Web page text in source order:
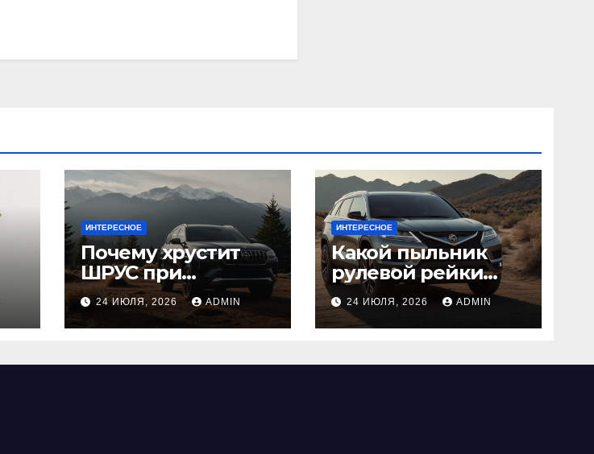
ИНТЕРЕСНОЕ
Почему хрустит
ШРУС при
повороте:
причины,
диагностика
24 ИЮЛЯ, 2026 ADMIN
ИНТЕРЕСНОЕ
Какой пыльник
рулевой рейки
лучше выбрать:
оригинальный
или аналог, резина
24 ИЮЛЯ, 2026 ADMIN